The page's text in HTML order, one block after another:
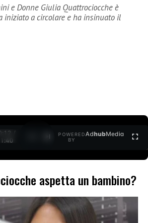
e Donne Giulia Quattrociocche è
iniziato a circolare e ha insinuato il
/
1:40
POWERED
BY
AdhubMedia
aspetta un bambino?